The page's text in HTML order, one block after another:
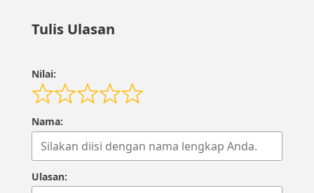
Tulis Ulasan
Nilai:
Nama:
Ulasan: